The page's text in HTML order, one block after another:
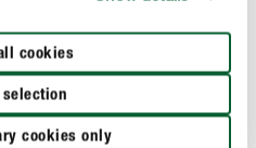
cookies
cookies only
ensoleillée en les espaçant
le rang et en respectant un
Une fois l’ail planté, il n’y a
uniquement si besoin,